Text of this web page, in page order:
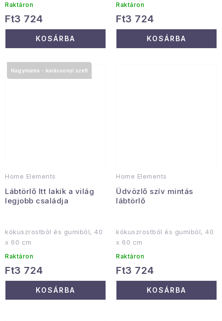
Raktáron
Ft3 724
KOSÁRBA
Raktáron
Ft3 724
KOSÁRBA
Home Elements
Lábtörlő Itt lakik a világ
legjobb családja
Nagymama - karácsonyi szett
kókuszrostból és gumiból, 40
x 60 cm
Raktáron
Ft3 724
KOSÁRBA
Home Elements
Üdvözlő szív mintás
lábtörlő
kókuszrostból és gumiból, 40
x 60 cm
Raktáron
Ft3 724
KOSÁRBA